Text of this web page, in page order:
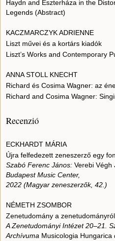
Haydn and Eszterháza in the
Legends (Abstract)
KACZMARCZYK ADRIENNE
Liszt művei és a kortárs kiadók
Liszt’s Works and Contemporary
ANNA STOLL KNECHT
Richard és Cosima Wagner: az
Richard and Cosima Wagner:
Recenzió
ECKHARDT MÁRIA
Újra felfedezett zeneszerző egy
Szabó Ferenc János: Verebi Végh
Budapest Music Center,
2022 (Magyar zeneszerzők, 42.)
NÉMETH ZSOMBOR
Zenetudomány a zenetudományról
A Zenetudományi Intézet 20–21.
Archívuma Musicologia Hungarica